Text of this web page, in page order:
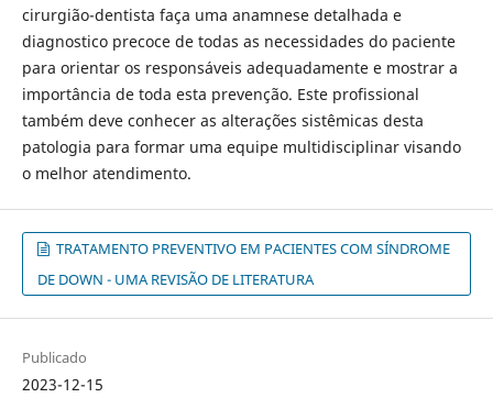
cirurgião-dentista faça uma anamnese detalhada e
diagnostico precoce de todas as necessidades do paciente
para orientar os responsáveis adequadamente e mostrar a
importância de toda esta prevenção. Este profissional
também deve conhecer as alterações sistêmicas desta
patologia para formar uma equipe multidisciplinar visando
o melhor atendimento.
TRATAMENTO PREVENTIVO EM PACIENTES COM SÍNDROME
DE DOWN - UMA REVISÃO DE LITERATURA
Publicado
2023-12-15